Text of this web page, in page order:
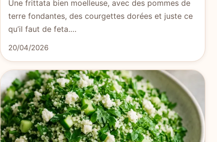
Une frittata bien moelleuse, avec des pommes de
terre fondantes, des courgettes dorées et juste ce
qu’il faut de feta.…
20/04/2026